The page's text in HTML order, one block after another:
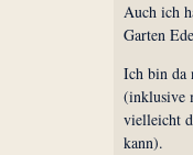
Auch ich
Garten
Ich bin da
(inklusive
vielleicht
kann).